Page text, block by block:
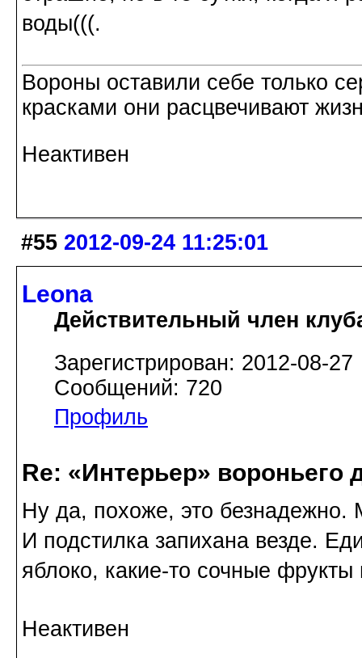
воды(((.
Вороны оставили себе только
красками они расцвечивают
Неактивен
#55 2012-09-24 11:25:01
Leona
Действительный член
Зарегистрирован: 2012-08-27
Сообщений: 720
Профиль
Re: «Интерьер» вороньего
Ну да, похоже, это безнадежно.
И подстилка запихана везде.
яблоко, какие-то сочные
Неактивен